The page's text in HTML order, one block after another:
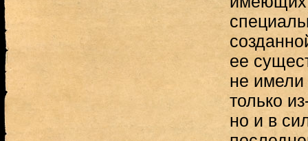
ее
не имели
только
но и в